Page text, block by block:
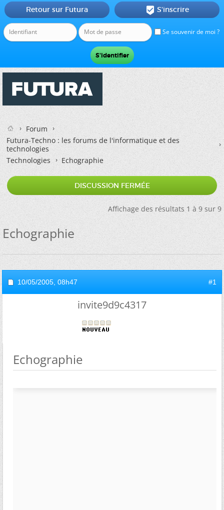
Se souvenir de moi ?
Retour sur Futura  S'inscrire
Forum
Futura-Techno : les forums de l'informatique et des
technologies
Technologies
Echographie
DISCUSSION FERMÉE
Affichage des résultats 1 à 9 sur 9
Echographie
10/05/2005, 08h47 #1
invite9d9c4317
Echographie